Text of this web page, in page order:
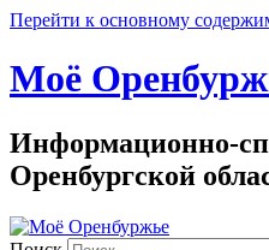
Перейти к основному
Моё
Информационно-
Оренбургской